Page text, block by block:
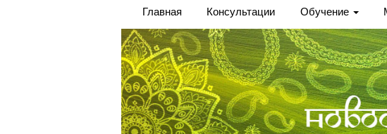
Главная Консультации Обучение